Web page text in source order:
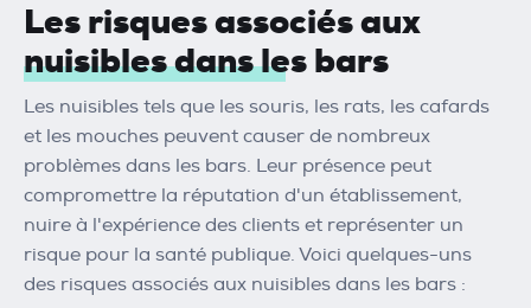
Les risques associés aux
nuisibles dans les bars
Les nuisibles tels que les souris, les rats, les cafards
et les mouches peuvent causer de nombreux
problèmes dans les bars. Leur présence peut
compromettre la réputation d'un établissement,
nuire à l'expérience des clients et représenter un
risque pour la santé publique. Voici quelques-uns
des risques associés aux nuisibles dans les bars :